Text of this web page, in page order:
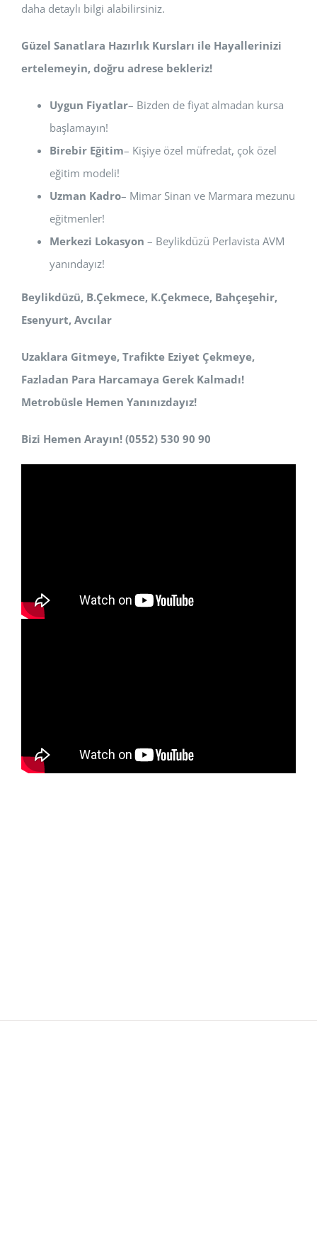
daha detaylı bilgi alabilirsiniz.
Güzel Sanatlara Hazırlık Kursları ile Hayallerinizi
ertelemeyin, doğru adrese bekleriz!
Uygun Fiyatlar– Bizden de fiyat almadan kursa
başlamayın!
Birebir Eğitim– Kişiye özel müfredat, çok özel
eğitim modeli!
Uzman Kadro– Mimar Sinan ve Marmara mezunu
eğitmenler!
Merkezi Lokasyon – Beylikdüzü Perlavista AVM
yanındayız!
Beylikdüzü, B.Çekmece, K.Çekmece, Bahçeşehir,
Esenyurt, Avcılar
Uzaklara Gitmeye, Trafikte Eziyet Çekmeye,
Fazladan Para Harcamaya Gerek Kalmadı!
Metrobüsle Hemen Yanınızdayız!
Bizi Hemen Arayın! (0552) 530 90 90